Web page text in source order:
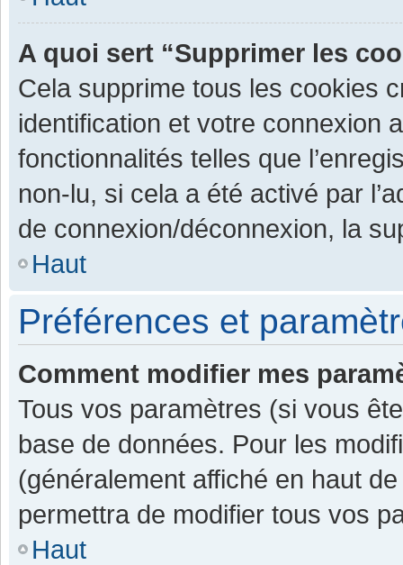
A quoi sert “Supprimer les
Cela supprime tous les cookies
identification et votre connexion
fonctionnalités telles que
non-lu, si cela a été activé par
de connexion/déconnexion, la
Haut
Préférences et
Comment modifier mes
Tous vos paramètres (si vous
base de données. Pour les
(généralement affiché en haut
permettra de modifier tous vos
Haut